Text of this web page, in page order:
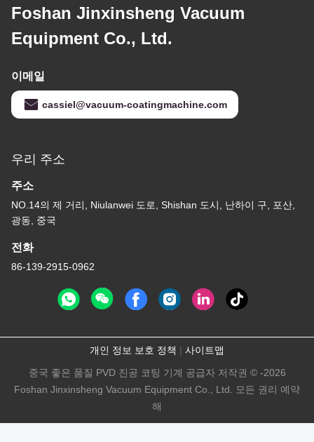
Foshan Jinxinsheng Vacuum
Equipment Co., Ltd.
이메일
cassiel@vacuum-coatingmachine.com
우리 주소
주소
NO.14의 제 거리, Niulanwei 도로, Shishan 도시, 난하이 구, 포산,
광동, 중국
전화
86-139-2915-0962
개인 정보 보호 정책 | 사이트맵
중국 좋은 품질 PVD 진공 코팅 기계 공급자 저작권 © -2026
Foshan Jinxinsheng Vacuum Equipment Co., Ltd. 모든 권리 예약
해